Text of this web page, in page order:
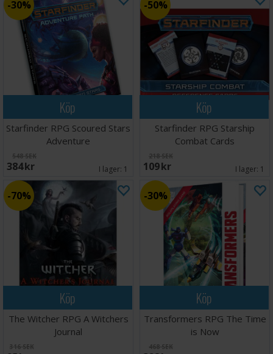
Köp
30%
Starfinder RPG Scoured Stars
Adventure
548 SEK
384 SEK I lager: 1
Köp
50%
Starfinder RPG Starship
Combat Cards
218 SEK
109 SEK I lager: 1
Köp
70%
The Witcher RPG A Witchers
Journal
316 SEK
Köp
30%
Transformers RPG The Time
is Now
468 SEK